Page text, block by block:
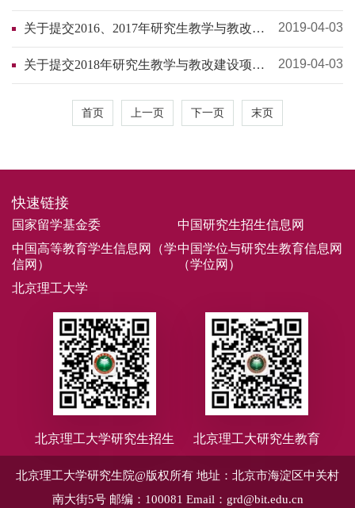
询、成绩复核通知（适用于2019年3月招考
学院）
关于提交2016、2017年研究生教学与教改建
设项目结题报告的通知
2019-04-03
关于提交2018年研究生教学与教改建设项目
中期检查报告的通知
2019-04-03
首页 上一页 下一页 末页
快速链接
国家留学基金委
中国研究生招生信息网
中国高等教育学生信息网（学
信网）
中国学位与研究生教育信息网
（学位网）
北京理工大学
北京理工大学研究生招生 北京理工大研究生教育
北京理工大学研究生院@版权所有 地址：北京市海淀区中关村
南大街5号 邮编：100081 Email：grd@bit.edu.cn